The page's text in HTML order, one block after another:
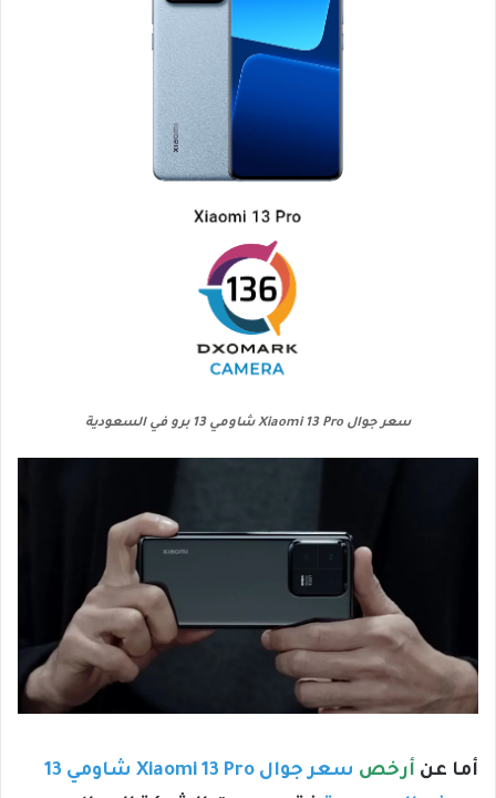
سعر جوال Xiaomi 13 Pro شاومي 13 برو في السعودية
أما عن أرخص
سعر جوال Xiaomi 13 Pro شاومي 13